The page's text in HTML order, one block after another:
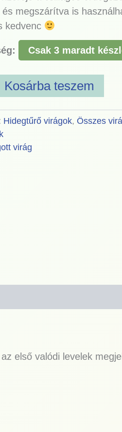
megszárítva is
kedvenc
Csak 3 maradt
Kosárba teszem
Hidegtűrő virágok, Összes
virág
első valódi levelek